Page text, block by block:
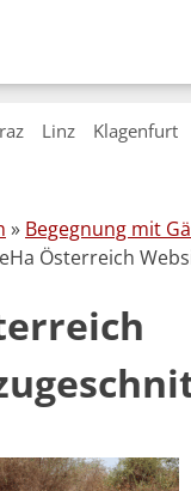
Linz Klagenfurt
» Begegnung mit
Österreich